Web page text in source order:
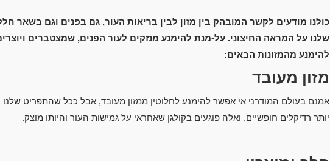
כולנו מודעים לקשר המובהק בין מזון לבין בריאות העור, גם בפנים וגם בשאר
שלנו על המראה החיצוני. על-מנת להימנע מנזקים לעור הפנים, שמצטברים
להימנע מהמזונות הבאים:
מזון מעובד
אמנם בעולם המודרני אי אפשר להימנע לחלוטין ממזון מעובד, אבל ככל שהתפריט שלנו
יותר רדיקלים חופשיים, ואלה פוגעים בקולגן שאחראי על גמישות העור והיותו מוצק.